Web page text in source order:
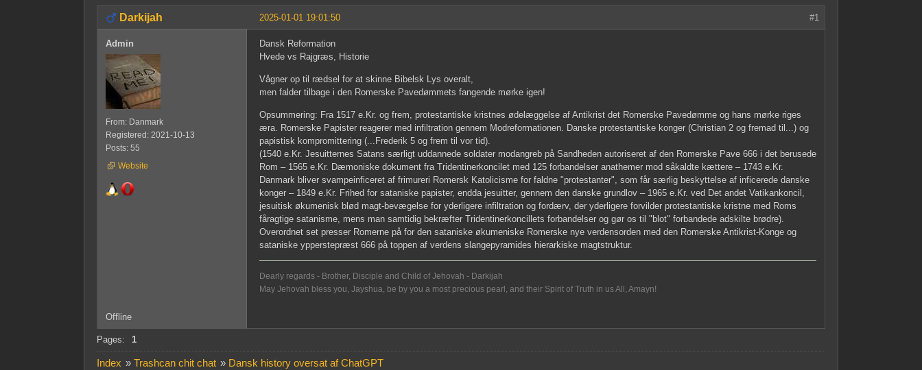
#1
2025-01-01 19:01:50
Darkijah
Admin
From: Danmark
Registered: 2021-10-13
Posts: 55
Website
Dansk Reformation
Hvede vs Rajgræs, Historie
Vågner op til rædsel for at skinne Bibelsk Lys overalt,
men falder tilbage i den Romerske Pavedømmets fangende mørke igen!
Opsummering: Fra 1517 e.Kr. og frem, protestantiske kristnes ødelæggelse af Antikrist det Romerske Pavedømme og hans mørke riges
æra. Romerske Papister reagerer med infiltration gennem Modreformationen. Danske protestantiske konger (Christian 2 og fremad til...) og
papistisk kompromittering (...Frederik 5 og frem til vor tid).
(1540 e.Kr. Jesuitternes Satans særligt uddannede soldater modangreb på Sandheden autoriseret af den Romerske Pave 666 i det berusede
Rom – 1565 e.Kr. Dæmoniske dokument fra Tridentinerkoncilet med 125 forbandelser anathemer mod såkaldte kættere – 1743 e.Kr.
Danmark bliver svampeinficeret af frimureri Romersk Katolicisme for faldne "protestanter", som får særlig beskyttelse af inficerede danske
konger – 1849 e.Kr. Frihed for sataniske papister, endda jesuitter, gennem den danske grundlov – 1965 e.Kr. ved Det andet Vatikankoncil,
jesuitisk økumenisk blød magt-bevægelse for yderligere infiltration og fordærv, der yderligere forvilder protestantiske kristne med Roms
fåragtige satanisme, mens man samtidig bekræfter Tridentinerkoncillets forbandelser og gør os til "blot" forbandede adskilte brødre).
Overordnet set presser Romerne på for den sataniske økumeniske Romerske nye verdensorden med den Romerske Antikrist-Konge og
sataniske ypperstepræst 666 på toppen af verdens slangepyramides hierarkiske magtstruktur.
Dearly regards - Brother, Disciple and Child of Jehovah - Darkijah
May Jehovah bless you, Jayshua, be by you a most precious pearl, and their Spirit of Truth in us All, Amayn!
Offline
Pages: 1
Index » Trashcan chit chat » Dansk history oversat af ChatGPT